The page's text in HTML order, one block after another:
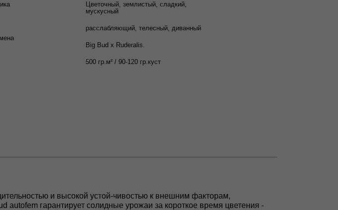
Цветочный, землистый, сладкий,
мускусный
расслабляющий, телесный, диванный
Big Bud x Ruderalis.
500 гр.м² / 90-120 гр.куст
и высокой устой-чивостью к внешним факторам,
autofem гарантирует солидные урожаи за короткое время цветения -